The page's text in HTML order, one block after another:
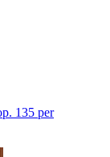
135 per